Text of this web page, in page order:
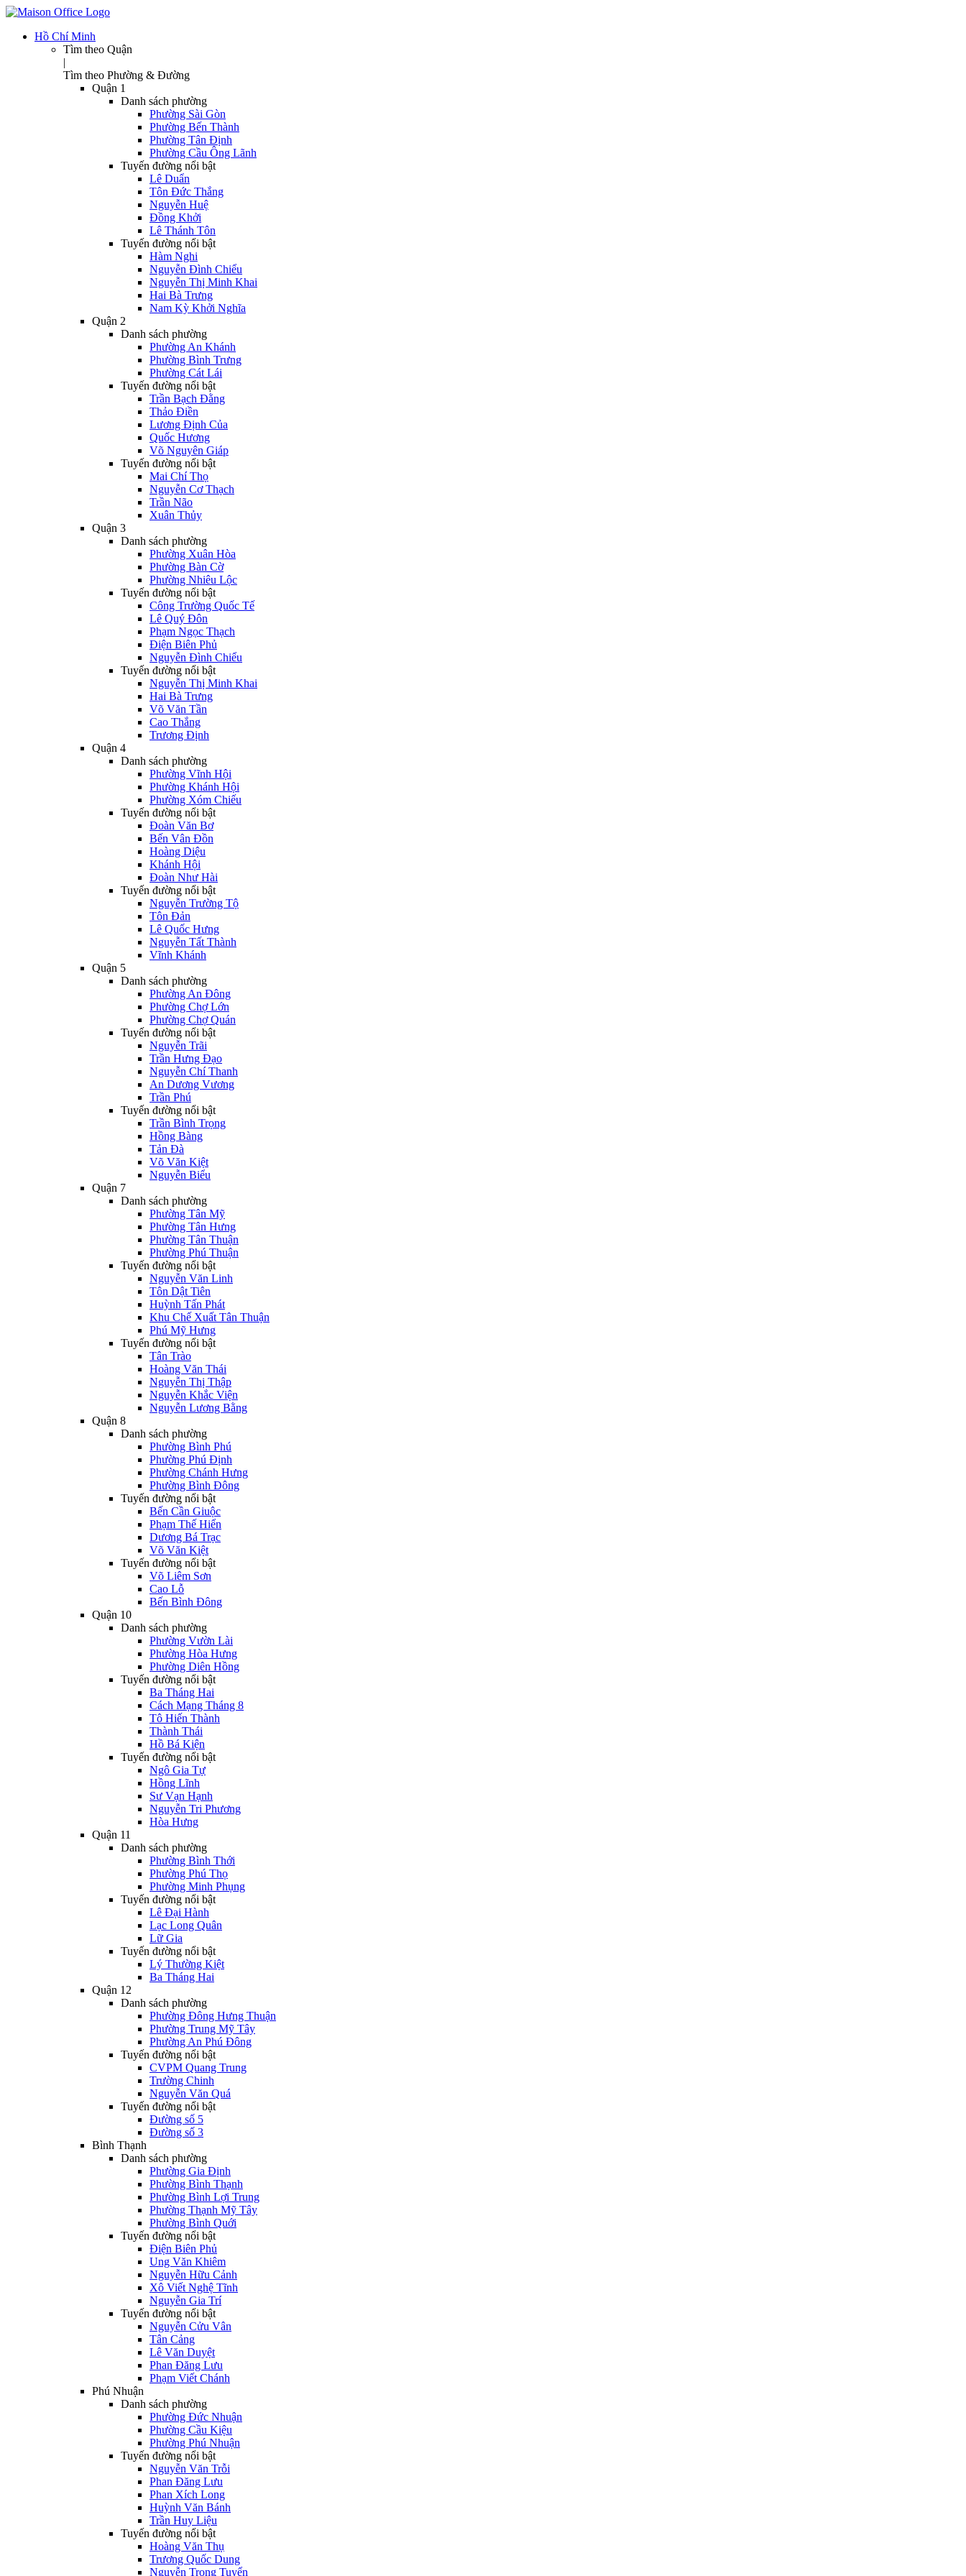
Hồ Chí Minh
Tìm theo Quận
|
Tìm theo Phường & Đường
Quận 1
Danh sách phường
Phường Sài Gòn
Phường Bến Thành
Phường Tân Định
Phường Cầu Ông Lãnh
Tuyến đường nổi bật
Lê Duẩn
Tôn Đức Thắng
Nguyễn Huệ
Đồng Khởi
Lê Thánh Tôn
Tuyến đường nổi bật
Hàm Nghi
Nguyễn Đình Chiểu
Nguyễn Thị Minh Khai
Hai Bà Trưng
Nam Kỳ Khởi Nghĩa
Quận 2
Danh sách phường
Phường An Khánh
Phường Bình Trưng
Phường Cát Lái
Tuyến đường nổi bật
Trần Bạch Đằng
Thảo Điền
Lương Định Của
Quốc Hương
Võ Nguyên Giáp
Tuyến đường nổi bật
Mai Chí Thọ
Nguyễn Cơ Thạch
Trần Não
Xuân Thủy
Quận 3
Danh sách phường
Phường Xuân Hòa
Phường Bàn Cờ
Phường Nhiêu Lộc
Tuyến đường nổi bật
Công Trường Quốc Tế
Lê Quý Đôn
Phạm Ngọc Thạch
Điện Biên Phủ
Nguyễn Đình Chiểu
Tuyến đường nổi bật
Nguyễn Thị Minh Khai
Hai Bà Trưng
Võ Văn Tần
Cao Thắng
Trương Định
Quận 4
Danh sách phường
Phường Vĩnh Hội
Phường Khánh Hội
Phường Xóm Chiếu
Tuyến đường nổi bật
Đoàn Văn Bơ
Bến Vân Đồn
Hoàng Diệu
Khánh Hội
Đoàn Như Hài
Tuyến đường nổi bật
Nguyễn Trường Tộ
Tôn Đản
Lê Quốc Hưng
Nguyễn Tất Thành
Vĩnh Khánh
Quận 5
Danh sách phường
Phường An Đông
Phường Chợ Lớn
Phường Chợ Quán
Tuyến đường nổi bật
Nguyễn Trãi
Trần Hưng Đạo
Nguyễn Chí Thanh
An Dương Vương
Trần Phú
Tuyến đường nổi bật
Trần Bình Trọng
Hồng Bàng
Tản Đà
Võ Văn Kiệt
Nguyễn Biểu
Quận 7
Danh sách phường
Phường Tân Mỹ
Phường Tân Hưng
Phường Tân Thuận
Phường Phú Thuận
Tuyến đường nổi bật
Nguyễn Văn Linh
Tôn Dật Tiên
Huỳnh Tấn Phát
Khu Chế Xuất Tân Thuận
Phú Mỹ Hưng
Tuyến đường nổi bật
Tân Trào
Hoàng Văn Thái
Nguyễn Thị Thập
Nguyễn Khắc Viện
Nguyễn Lương Bằng
Quận 8
Danh sách phường
Phường Bình Phú
Phường Phú Định
Phường Chánh Hưng
Phường Bình Đông
Tuyến đường nổi bật
Bến Cần Giuộc
Phạm Thế Hiển
Dương Bá Trạc
Võ Văn Kiệt
Tuyến đường nổi bật
Võ Liêm Sơn
Cao Lỗ
Bến Bình Đông
Quận 10
Danh sách phường
Phường Vườn Lài
Phường Hòa Hưng
Phường Diên Hồng
Tuyến đường nổi bật
Ba Tháng Hai
Cách Mạng Tháng 8
Tô Hiến Thành
Thành Thái
Hồ Bá Kiện
Tuyến đường nổi bật
Ngô Gia Tự
Hồng Lĩnh
Sư Vạn Hạnh
Nguyễn Tri Phương
Hòa Hưng
Quận 11
Danh sách phường
Phường Bình Thới
Phường Phú Thọ
Phường Minh Phụng
Tuyến đường nổi bật
Lê Đại Hành
Lạc Long Quân
Lữ Gia
Tuyến đường nổi bật
Lý Thường Kiệt
Ba Tháng Hai
Quận 12
Danh sách phường
Phường Đông Hưng Thuận
Phường Trung Mỹ Tây
Phường An Phú Đông
Tuyến đường nổi bật
CVPM Quang Trung
Trường Chinh
Nguyễn Văn Quá
Tuyến đường nổi bật
Đường số 5
Đường số 3
Bình Thạnh
Danh sách phường
Phường Gia Định
Phường Bình Thạnh
Phường Bình Lợi Trung
Phường Thạnh Mỹ Tây
Phường Bình Quới
Tuyến đường nổi bật
Điện Biên Phủ
Ung Văn Khiêm
Nguyễn Hữu Cảnh
Xô Viết Nghệ Tĩnh
Nguyễn Gia Trí
Tuyến đường nổi bật
Nguyễn Cửu Vân
Tân Cảng
Lê Văn Duyệt
Phan Đăng Lưu
Phạm Viết Chánh
Phú Nhuận
Danh sách phường
Phường Đức Nhuận
Phường Cầu Kiệu
Phường Phú Nhuận
Tuyến đường nổi bật
Nguyễn Văn Trỗi
Phan Đăng Lưu
Phan Xích Long
Huỳnh Văn Bánh
Trần Huy Liệu
Tuyến đường nổi bật
Hoàng Văn Thụ
Trương Quốc Dung
Nguyễn Trọng Tuyển